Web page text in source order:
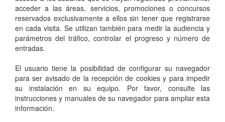
acceder a las áreas, servicios, promociones o concursos
reservados exclusivamente a ellos sin tener que registrarse
en cada visita. Se utilizan también para medir la audiencia y
parámetros del tráfico, controlar el progreso y número de
entradas.
El usuario tiene la posibilidad de configurar su navegador
para ser avisado de la recepción de cookies y para impedir
su instalación en su equipo. Por favor, consulte las
instrucciones y manuales de su navegador para ampliar esta
información.